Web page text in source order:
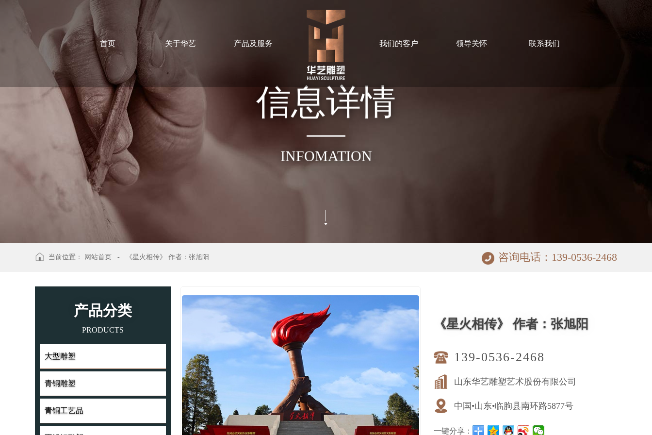
首页 关于华艺 产品及服务 我们的客户 领导关怀 联系我们
信息详情
INFOMATION
当前位置： 网站首页 - 《星火相传》 作者：张旭阳 咨询电话：139-0536-2468
产品分类
PRODUCTS
大型雕塑 大型雕塑
青铜雕塑 青铜雕塑
青铜工艺品 青铜工艺品
《星火相传》 作者：张旭阳
139-0536-2468
山东华艺雕塑艺术股份有限公司
中国•山东•临朐县南环路5877号
一键分享：